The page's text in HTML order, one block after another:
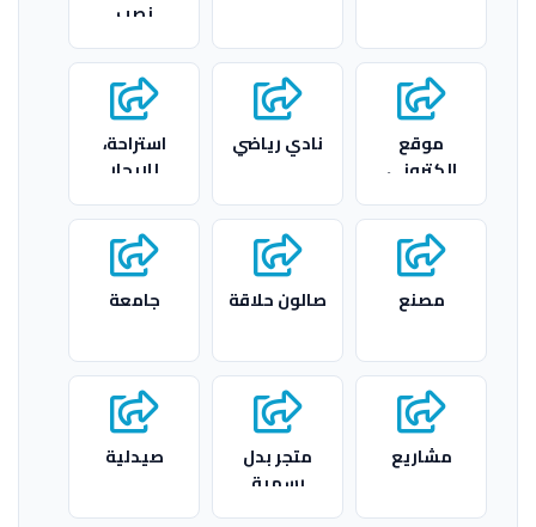
نصب
موقع
الكتروني
نادي رياضي
استراحة،
للايجار
مصنع صالون حلاقة جامعة
مشاريع
متجر بدل
رسمية
افرانجية
صيدلية